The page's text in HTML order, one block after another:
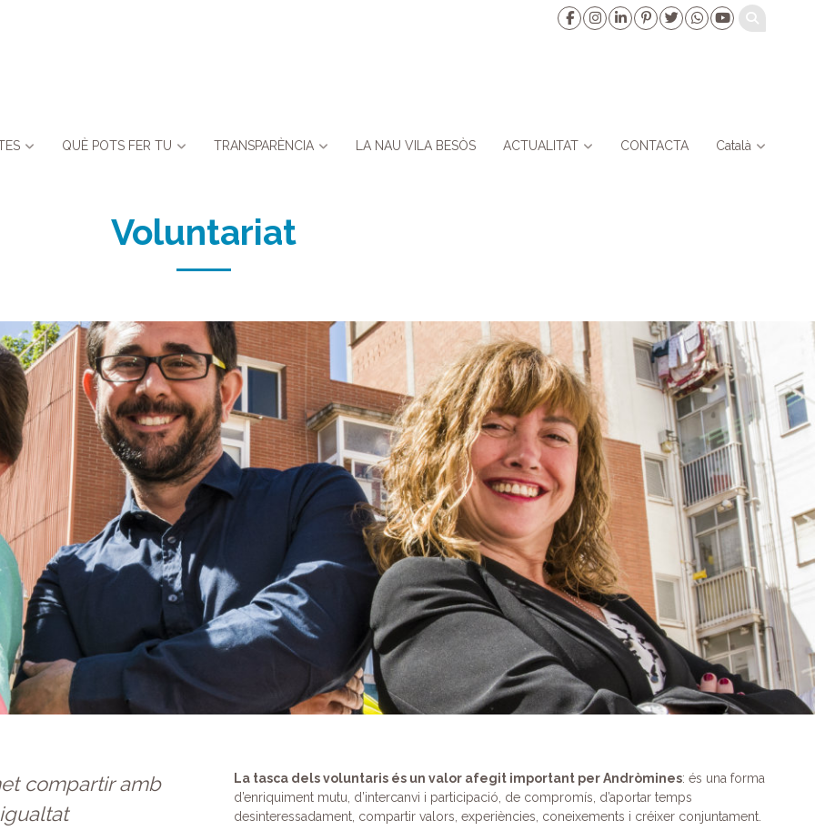
QUÈ POTS FER TU TRANSPARÈNCIA LA NAU VILA BESÒS ACTUALITAT CONTACTA Català
Voluntariat
compartir amb
La tasca dels voluntaris és un valor afegit important per Andròmines: és una forma
d’enriquiment mutu, d’intercanvi i participació, de compromís, d’aportar temps
desinteressadament, compartir valors, experiències, coneixements i créixer conjuntament.